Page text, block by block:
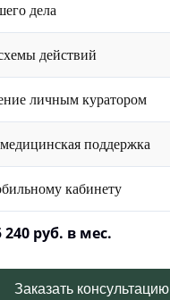
дела
действий
личным куратором
поддержка
кабинету
руб. в мес.
Заказать консультацию